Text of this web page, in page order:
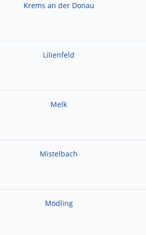
Krems an der Donau
Lilienfeld
Melk
Mistelbach
Mödling